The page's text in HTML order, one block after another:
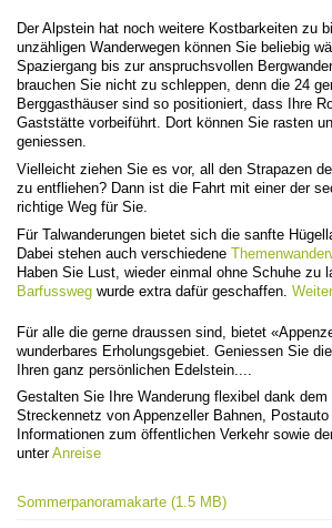
Der Alpstein hat noch weitere Kostbarkeiten zu
unzähligen Wanderwegen können Sie beliebig
Spaziergang bis zur anspruchsvollen
brauchen Sie nicht zu schleppen, denn die 24
Berggasthäuser sind so positioniert, dass Ihre
Gaststätte vorbeiführt. Dort können Sie rasten
geniessen.
Vielleicht ziehen Sie es vor, all den Strapazen
zu entfliehen? Dann ist die Fahrt mit einer der
richtige Weg für Sie.
Für Talwanderungen bietet sich die sanfte
Dabei stehen auch verschiedene
Haben Sie Lust, wieder einmal ohne Schuhe zu
Barfussweg wurde extra dafür geschaffen.
Für alle die gerne draussen sind, bietet
wunderbares Erholungsgebiet. Geniessen Sie
Ihren ganz persönlichen Edelstein....
Gestalten Sie Ihre Wanderung flexibel dank dem
Streckennetz von Appenzeller Bahnen,
Informationen zum öffentlichen Verkehr sowie
unterAnreise
Sommerpanoramakarte (1.5 MB)